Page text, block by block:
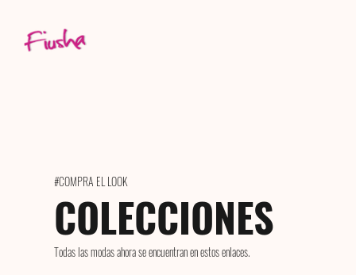
#COMPRA EL LOOK
COLECCIONES
Todas las modas ahora se encuentran en estos enlaces.